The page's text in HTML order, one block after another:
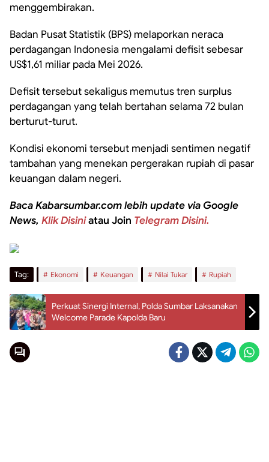
menggembirakan.
Badan Pusat Statistik (BPS) melaporkan neraca
perdagangan Indonesia mengalami defisit sebesar
US$1,61 miliar pada Mei 2026.
Defisit tersebut sekaligus memutus tren surplus
perdagangan yang telah bertahan selama 72 bulan
berturut-turut.
Kondisi ekonomi tersebut menjadi sentimen negatif
tambahan yang menekan pergerakan rupiah di pasar
keuangan dalam negeri.
Baca Kabarsumbar.com lebih update via Google
News, Klik Disiniatau Join Telegram Disini.
Tag: Ekonomi Keuangan Nilai Tukar Rupiah
Perkuat Sinergi Internal, Polda Sumbar Laksanakan
Welcome Parade Kapolda Baru